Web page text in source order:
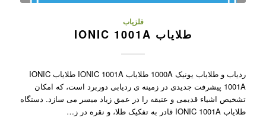
فلزیاب
طلایاب IONIC 1001A
ردیاب و طلایاب یونیک 1000A طلایاب IONIC 1001A طلایاب IONIC
1001A پیشرفت جدیدی در زمینه ی ردیابی دوربرد است، که امکان
تشخیص اشیاء قدیمی و عتیقه را در عمق زیاد میسر می سازد. دستگاه
طلایاب IONIC 1001A قادر به تفکیک طلا، و نقره در ز…